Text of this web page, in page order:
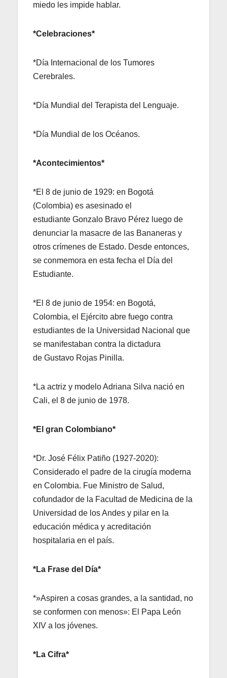
miedo les impide hablar.
*Celebraciones*
*Día Internacional de los Tumores
Cerebrales.
*Día Mundial del Terapista del Lenguaje.
*Día Mundial de los Océanos.
*Acontecimientos*
*El 8 de junio de 1929: en Bogotá
(Colombia) es asesinado el
estudiante Gonzalo Bravo Pérez luego de
denunciar la masacre de las Bananeras y
otros crímenes de Estado. Desde entonces,
se conmemora en esta fecha el Día del
Estudiante.
*El 8 de junio de 1954: en Bogotá,
Colombia, el Ejército abre fuego contra
estudiantes de la Universidad Nacional que
se manifestaban contra la dictadura
de Gustavo Rojas Pinilla.
*La actriz y modelo Adriana Silva nació en
Cali, el 8 de junio de 1978.
*El gran Colombiano*
*Dr. José Félix Patiño (1927-2020):
Considerado el padre de la cirugía moderna
en Colombia. Fue Ministro de Salud,
cofundador de la Facultad de Medicina de la
Universidad de los Andes y pilar en la
educación médica y acreditación
hospitalaria en el país.
*La Frase del Día*
*»Aspiren a cosas grandes, a la santidad, no
se conformen con menos»: El Papa León
XIV a los jóvenes.
*La Cifra*